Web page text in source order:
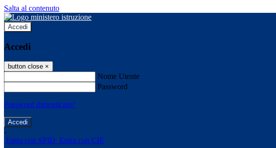
Salta al contenuto
Accedi
Accedi
button close ×
Nome Utente
Password
Password dimenticata?
-
Entra con SPID Entra con CIE